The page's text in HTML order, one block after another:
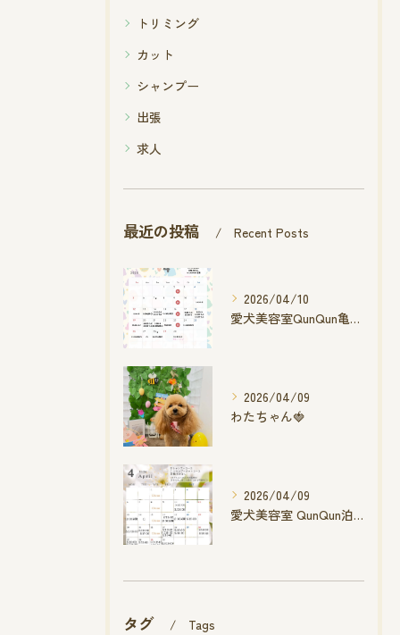
トリミング
カット
シャンプー
出張
求人
最近の投稿 Recent Posts
2026/04/10
愛犬美容室QunQun亀山エコー店
2026/04/09
わたちゃん🍓
2026/04/09
愛犬美容室 QunQun泊店 4月空き状況です
タグ Tags